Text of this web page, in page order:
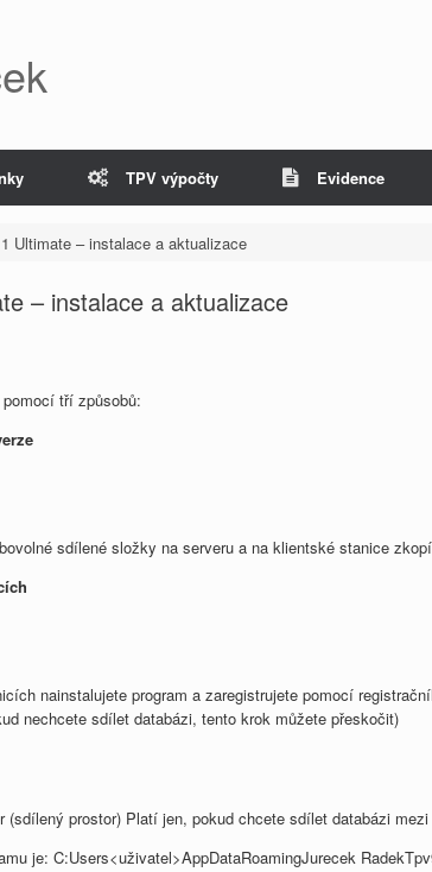
TPV výpočty Evidence
Ultimate – instalace a aktualizace
– instalace a aktualizace
tří způsobů:
sdílené složky na serveru a na klientské stanice
nainstalujete program a zaregistrujete pomocí
nechcete sdílet databázi, tento krok můžete přeskočit)
(sdílený prostor) Platí jen, pokud chcete sdílet databázi
je: C:Users<uživatel>AppDataRoamingJurecek